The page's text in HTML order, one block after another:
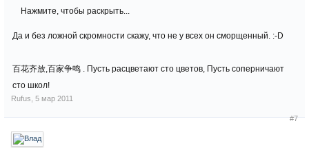
Нажмите, чтобы раскрыть...
Да и без ложной скромности скажу, что не у всех он сморщенный. :-D
百花齐放,百家争鸣 . Пусть расцветают сто цветов, Пусть соперничают
сто школ!
Rufus 5 мар 2011
#7